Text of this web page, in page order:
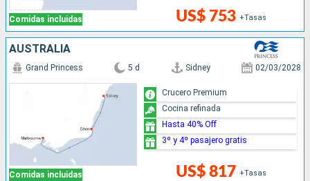
Comidas incluidas US$ 753 +Tasas
AUSTRALIA
Comidas incluidas
Grand Princess 5 d Sidney 02/03/2028
US$ 817 +Tasas
Crucero Premium
Cocina refinada
Hasta 40% Off
3º y 4º pasajero gratis